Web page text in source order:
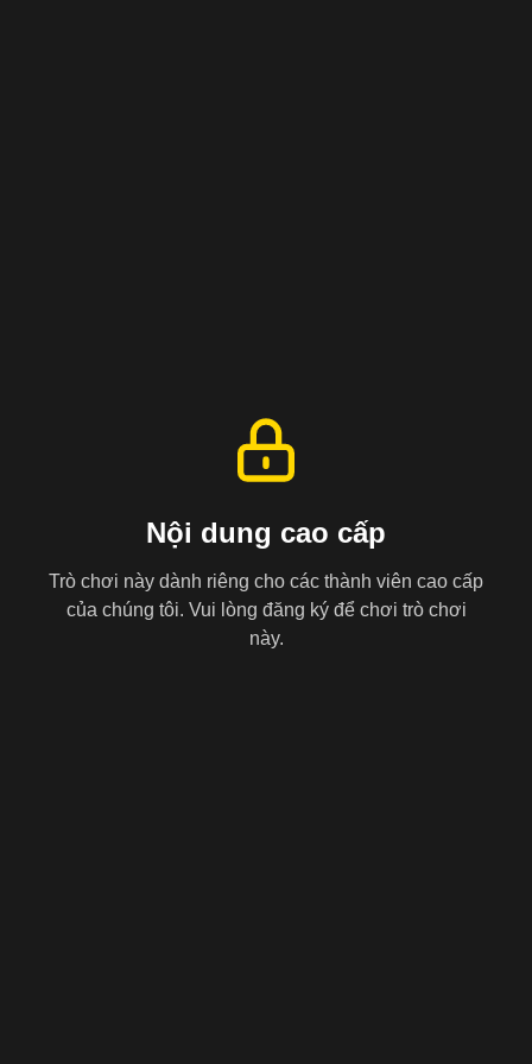
Nội dung cao cấp
Trò chơi này dành riêng cho các thành viên cao cấp
của chúng tôi. Vui lòng đăng ký để chơi trò chơi
này.